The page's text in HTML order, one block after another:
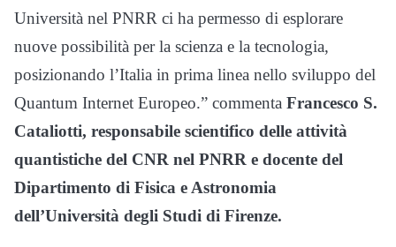
Università nel PNRR ci ha permesso di esplorare
nuove possibilità per la scienza e la tecnologia,
posizionando l’Italia in prima linea nello sviluppo del
Quantum Internet Europeo.” commenta Francesco S.
Cataliotti, responsabile scientifico delle attività
quantistiche del CNR nel PNRR e docente del
Dipartimento di Fisica e Astronomia
dell’Università degli Studi di Firenze.